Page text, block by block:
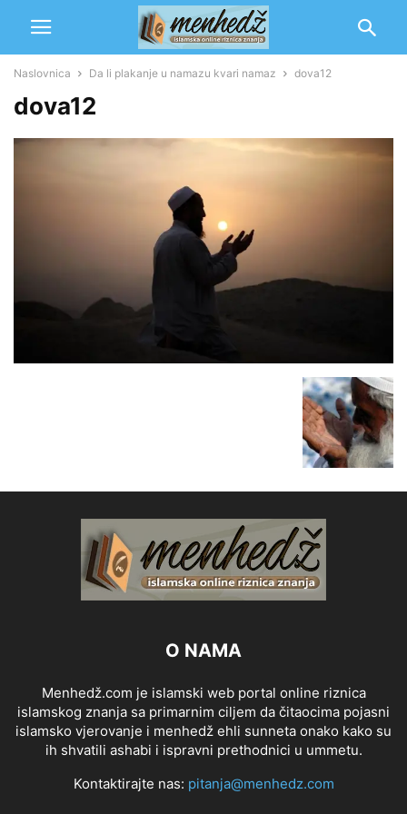
Naslovnica Da li plakanje u namazu kvari namaz dova12
dova12
O NAMA
Menhedž.com je islamski web portal online riznica
islamskog znanja sa primarnim ciljem da čitaocima pojasni
islamsko vjerovanje i menhedž ehli sunneta onako kako su
ih shvatili ashabi i ispravni prethodnici u ummetu.
Kontaktirajte nas: pitanja@menhedz.com